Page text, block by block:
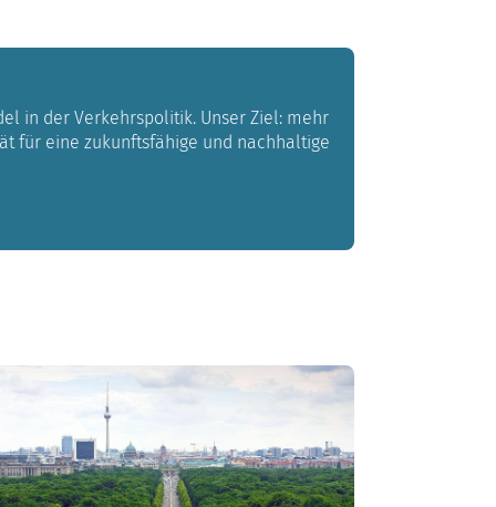
in der Verkehrspolitik. Unser Ziel: mehr
für eine zukunftsfähige und nachhaltige